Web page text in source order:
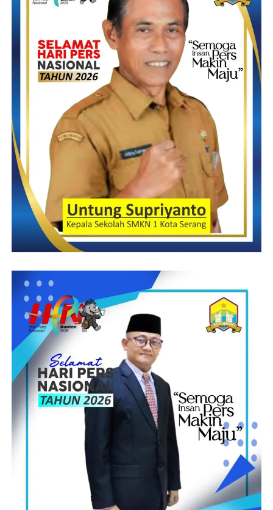
warga,namun untuk tahun ini,pemerintah desa belum ada
anggaran,untung ada program kemenaker RI.program
pengembangan padat karnya yang di kelola secara
swadaya,Ucap Rt.
Rt Suhendar Menambahkan menurutnya,kegiatan ini tidak ada
apa-apanya tampa didukung oleh seluruh warga kampung
Gunung Mulih,baik kami sebagai Rt maupun sebagai KSM
ARGUM,tampa adanya saran dan dukungan dari para tokoh
masyarakat yang selalu mendukung di kala ada program
pembangunan,dan kami atas nama apratur pemerinta Desa
Bojong Pandan,kampung Gunung Mulih selalu menjadi buah
bibir dikalangan internal pemerintahan desa bojong pandan,yang
menimbulkan kecemburuan sosial,imbuhnya.
Kami sebagai Rt,20 yang juga pengurus KSM ARGUM,Kami
selalu berupaya melakukan terobosan serta membangun jaringan
konsolidasi dan berkordinasi dengan intansi yang mengawal
program ,baik program pusat maupun daerah,maka kampung
gunung mulih selalu mendapatkan program
pembangunan,karena kami tidak menunggu dari anggaran
desa,ada beberapa program dan pola-pola yang kami lakukan
semoga dapat di tiru oleh Rt-rt yang lain.Tutupnya.